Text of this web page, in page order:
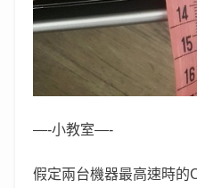
—-小教室—-
假定兩台機器最高速時的